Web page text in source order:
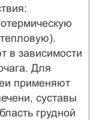
в зависимости
Для
применяют
суставы
грудной